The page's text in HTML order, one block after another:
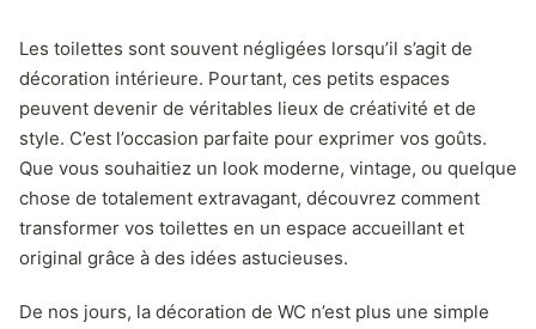
Les toilettes sont souvent négligées lorsqu’il s’agit de
décoration intérieure. Pourtant, ces petits espaces
peuvent devenir de véritables lieux de créativité et de
style. C’est l’occasion parfaite pour exprimer vos goûts.
Que vous souhaitiez un look moderne, vintage, ou quelque
chose de totalement extravagant, découvrez comment
transformer vos toilettes en un espace accueillant et
original grâce à des idées astucieuses.
De nos jours, la décoration de WC n’est plus une simple